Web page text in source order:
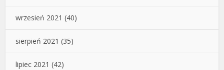
wrzesień 2021 (40)
sierpień 2021 (35)
lipiec 2021 (42)